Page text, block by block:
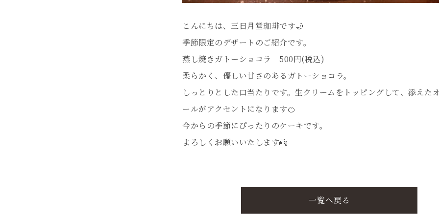
こんにちは、三日月堂珈琲です🌙
季節限定のデザートのご紹介です。
蒸し焼きガトーショコラ 500円(税込)
柔らかく、優しい甘さのあるガトーショコラ。
しっとりとした口当たりです。生クリームをトッピングして、添えた
ールがアクセントになります🍊
今からの季節にぴったりのケーキです。
よろしくお願いいたします👼
一覧へ戻る